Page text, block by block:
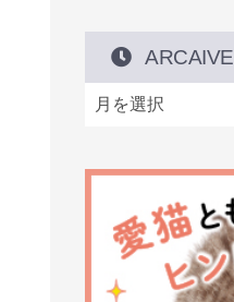
ARCAIVE